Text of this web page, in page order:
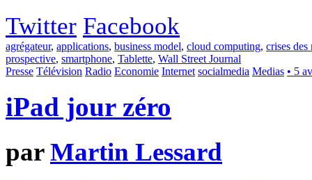
Twitter Facebook
agrégateur, applications, business model, cloud computing, crises des
prospective, smartphone, Tablette, Wall Street Journal
Presse Télévision Radio Economie Internet socialmedia Medias • 5
iPad jour zéro
parMartin Lessard